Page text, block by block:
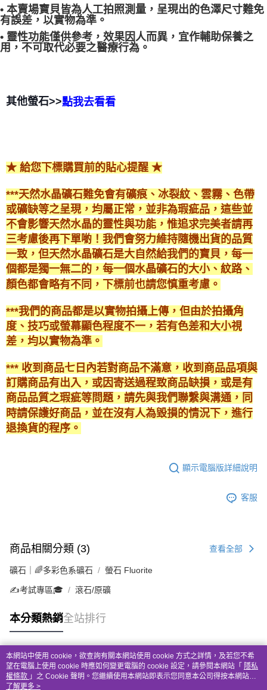
• 本賣場寶貝皆為人工拍照測量，呈現出的色澤尺寸難免
有誤差，以實物為準。
• 靈性功能僅供參考，效果因人而異，宜作輔助保養之
用，不可取代必要之醫療行為。
其他螢石>>點我去看看
★ 給您下標購買前的貼心提醒 ★
***天然水晶礦石難免會有礦痕、冰裂紋、雲霧、色帶
或礦缺等之呈現，均屬正常，並非為瑕疵品，這些並
不會影響天然水晶的靈性與功能，惟追求完美者請再
三考慮後再下單喲！我們會努力維持隨機出貨的品質
一致，但天然水晶礦石是大自然給我們的寶貝，每一
個都是獨一無二的，每一個水晶礦石的大小、紋路、
顏色都會略有不同，下標前也請您慎重考慮。
***我們的商品都是以實物拍攝上傳，但由於拍攝角
度、技巧或螢幕顯色程度不一，若有色差和大小視
差，均以實物為準。
*** 收到商品七日內若對商品不滿意，收到商品品項與
訂購商品有出入，或因寄送過程致商品缺損，或是有
商品品質之瑕疵等問題，請先與我們聯繫與溝通，同
時請保護好商品，並在沒有人為毀損的情況下，進行
退換貨的程序。
顯示電腦版詳細說明
客服
商品相關分類 (3) 查看全部
礦石｜🌈多彩色系礦石 螢石 Fluorite
✍️考試專區🎓 滾石/原礦
本分類熱銷全站排行
熱門標籤
本網站中使用 cookie，欲查詢有關本網站使用 cookie 方式之詳情，及若您不希
望在電腦上使用 cookie 時應如何變更電腦的 cookie 設定，請參閱本網站「 隱私
權條款 」之 Cookie 聲明。您繼續使用本網站即表示您同意本公司得按本網站使
用條款之 Cookie 聲明使用 cookie。
了解更多 >